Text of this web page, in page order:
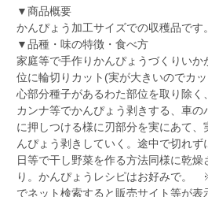
▼商品概要
かんぴょう加工サイズでの収穫品です
▼品種・味の特徴・食べ方
家庭等で手作りかんぴょうづくりい
位に輪切りカット(実が大きいのでカ
心部分種子があるわた部位を取り除
カンナ等でかんぴょう剥きする、車
に押しつける様に刃部分を実にあて
んぴょう剥きしていく。途中で切れ
日等で干し野菜を作る方法同様に乾
り。かんぴょうレシピはお好みで。
でネット検索すると販売サイト等が